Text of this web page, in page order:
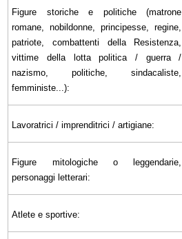
Figure storiche e politiche (matrone
romane, nobildonne, principesse, regine,
patriote, combattenti della Resistenza,
vittime della lotta politica / guerra /
nazismo, politiche, sindacaliste,
femministe...):
Lavoratrici / imprenditrici / artigiane:
Figure mitologiche o leggendarie,
personaggi letterari:
Atlete e sportive: